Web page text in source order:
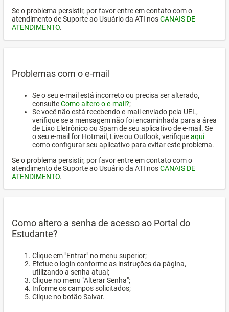
Se o problema persistir, por favor entre em contato com o
atendimento de Suporte ao Usuário da ATI nosCANAIS DE
ATENDIMENTO.
Problemas com o e-mail
Se o seu e-mail está incorreto ou precisa ser alterado,
consulteComo altero o e-mail?;
Se você não está recebendo e-mail enviado pela UEL,
verifique se a mensagem não foi encaminhada para a área
de Lixo Eletrônico ou Spam de seu aplicativo de e-mail. Se
o seu e-mail for Hotmail, Live ou Outlook, verifiqueaqui
como configurar seu aplicativo para evitar este problema.
Se o problema persistir, por favor entre em contato com o
atendimento de Suporte ao Usuário da ATI nosCANAIS DE
ATENDIMENTO.
Como altero a senha de acesso ao Portal do
Estudante?
Clique em "Entrar" no menu superior;
Efetue o login conforme as instruções da página,
utilizando a senha atual;
Clique no menu "Alterar Senha";
Informe os campos solicitados;
Clique no botão Salvar.